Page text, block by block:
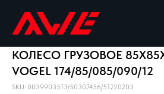
КОЛЕСО ГРУЗОВОЕ
VOGEL 174/85/085/090/12
SKU: 0039903513/50307456/51220203